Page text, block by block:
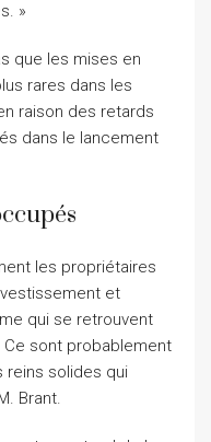
»
que les mises en
rares dans les
raison des retards
dans le lancement
les propriétaires
et
qui se retrouvent
Ce sont probablement
reins solides qui
Brant.